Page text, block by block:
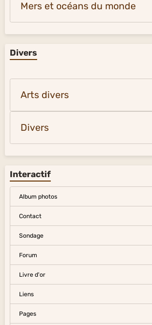
Mers et océans du monde
Divers
Arts divers
Divers
Interactif
Album photos
Contact
Sondage
Forum
Livre d'or
Liens
Pages